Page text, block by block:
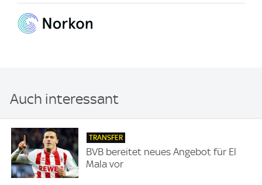
Auch interessant
TRANSFER
BVB bereitet neues Angebot für El
Mala vor